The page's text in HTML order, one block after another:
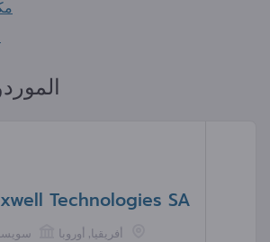
Technologies SA
أفريقيا, أوروبا